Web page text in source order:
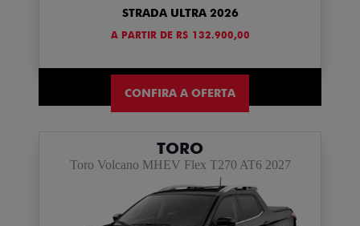
STRADA ULTRA 2026
A PARTIR DE R$ 132.900,00
CONFIRA A OFERTA
TORO
Toro Volcano MHEV Flex T270 AT6 2027